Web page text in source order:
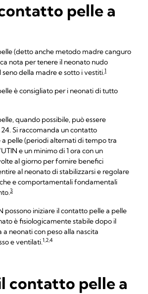
pelle a
(detto anche metodo madre canguro
nota per tenere il neonato nudo
della madre e sotto i vestiti.1
è consigliato per i neonati di tutto
quando possibile, può essere
Si raccomanda un contatto
pelle (periodi alternati di tempo tra
e un minimo di 1 ora con un
al giorno per fornire benefici
al neonato di stabilizzarsi e regolare
e comportamentali fondamentali
3
possono iniziare il contatto pelle a pelle
è fisiologicamente stabile dopo il
a neonati con peso alla nascita
e ventilati.1,2,4
contatto pelle a